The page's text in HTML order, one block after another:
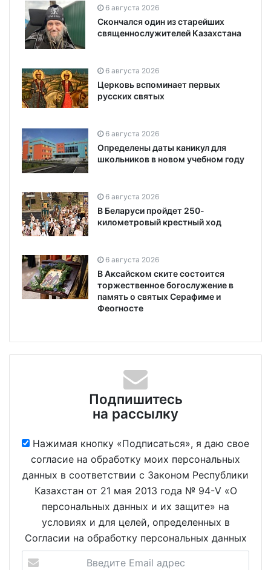
6 августа 2026
Скончался один из старейших
священнослужителей Казахстана
6 августа 2026
Церковь вспоминает первых
русских святых
6 августа 2026
Определены даты каникул для
школьников в новом учебном году
6 августа 2026
В Беларуси пройдет 250-
километровый крестный ход
6 августа 2026
В Аксайском ските состоится
торжественное богослужение в
память о святых Серафиме и
Феогносте
Подпишитесь
на рассылку
Нажимая кнопку «Подписаться», я даю свое
согласие на обработку моих персональных
данных в соответствии с Законом Республики
Казахстан от 21 мая 2013 года № 94-V «О
персональных данных и их защите» на
условиях и для целей, определенных в
Согласии на обработку персональных данных